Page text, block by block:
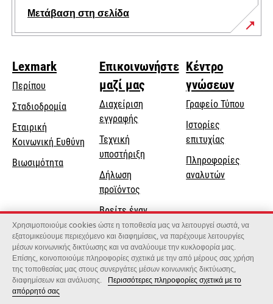
Μετάβαση στη σελίδα
Lexmark
Περίπου
Σταδιοδρομία
Εταιρική
Κοινωνική Ευθύνη opens
new
Βιωσιμότητα
Επικοινωνήστε
μαζί μας
Διαχείριση
εγγραφής
Τεχνική
υποστήριξηopens
tab
Δήλωση
προϊόντος
Βρείτε έναν
αντιπρόσωπο
Κατάλογος
χονδρεμπόρων
Κέντρο
γνώσεων
Γραφείο Τύπου
Ιστορίες
επιτυχίας
Πληροφορίες
αναλυτών
Lexmark International, Inc., μια εταιρεία της Xerox
Χρησιμοποιούμε cookies ώστε η τοποθεσία μας να λειτουργεί σωστά, να
εξατομικεύουμε περιεχόμενο και διαφημίσεις, να παρέχουμε λειτουργίες
μέσων κοινωνικής δικτύωσης και να αναλύουμε την κυκλοφορία μας.
Επίσης, κοινοποιούμε πληροφορίες σχετικά με την από μέρους σας χρήση
της τοποθεσίας μας στους συνεργάτες μέσων κοινωνικής δικτύωσης,
διαφημίσεων και ανάλυσης.
Περισσότερες πληροφορίες σχετικά με το
απόρρητό σας